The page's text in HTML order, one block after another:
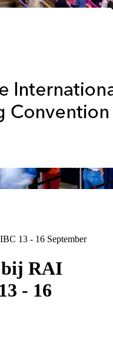
13 - 16 September
bij RAI
- 16